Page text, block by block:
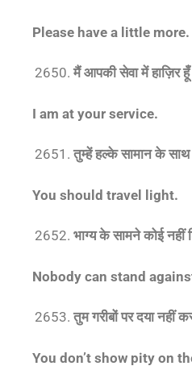
Please have a little more.
मैं आपकी सेवा में हाज़िर
I am at your service.
तुम्हें हल्के सामान के साथ
You should travel light.
भाग्य के सामने कोई
Nobody can stand
तुम गरीबों पर दया नहीं
You don’t show pity on